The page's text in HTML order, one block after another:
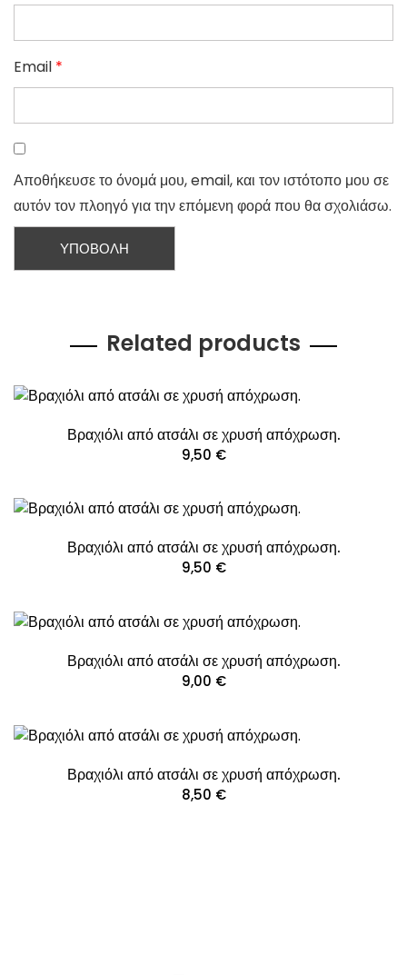
Email *
Αποθήκευσε το όνομά μου, email, και τον ιστότοπο μου σε
αυτόν τον πλοηγό για την επόμενη φορά που θα σχολιάσω.
Related products
Βραχιόλι από ατσάλι σε χρυσή απόχρωση.
9,50 €
Βραχιόλι από ατσάλι σε χρυσή απόχρωση.
9,50 €
Βραχιόλι από ατσάλι σε χρυσή απόχρωση.
9,00 €
Βραχιόλι από ατσάλι σε χρυσή απόχρωση.
8,50 €